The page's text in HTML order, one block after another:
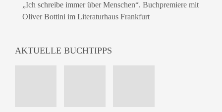
„Ich schreibe immer über Menschen“. Buchpremiere mit
Oliver Bottini im Literaturhaus Frankfurt
AKTUELLE BUCHTIPPS